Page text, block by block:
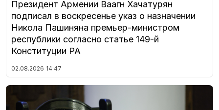
Президент Армении Ваагн Хачатурян
подписал в воскресенье указ о назначении
Никола Пашиняна премьер-министром
республики согласно статье 149-й
Конституции РА
02.08.2026 14:47